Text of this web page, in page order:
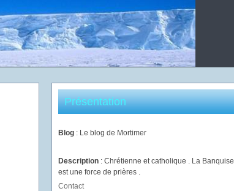
Présentation
Blog : Le blog de Mortimer
Description : Chrétienne et catholique . La Banquise
est une force de prières .
Contact